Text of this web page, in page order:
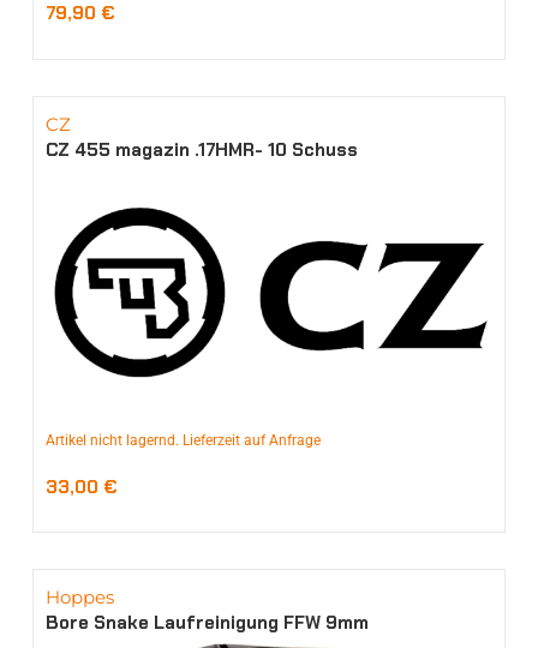
79,90 €
CZ
CZ 455 magazin .17HMR- 10 Schuss
Artikel nicht lagernd. Lieferzeit auf Anfrage
33,00 €
Hoppes
Bore Snake Laufreinigung FFW 9mm